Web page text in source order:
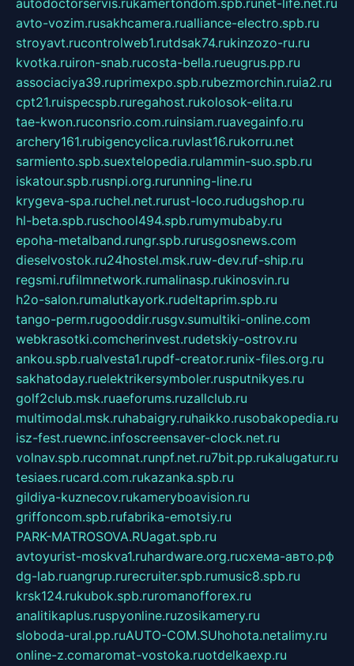
autodoctorservis.rukamertondom.spb.runet-life.net.ru
avto-vozim.rusakhcamera.rualliance-electro.spb.ru
stroyavt.rucontrolweb1.rutdsak74.rukinzozo-ru.ru
kvotka.ruiron-snab.rucosta-bella.rueugrus.pp.ru
associaciya39.ruprimexpo.spb.rubezmorchin.ruia2.ru
cpt21.ruispecspb.ruregahost.rukolosok-elita.ru
tae-kwon.ruconsrio.com.ruinsiam.ruavegainfo.ru
archery161.rubigencyclica.ruvlast16.rukorru.net
sarmiento.spb.suextelopedia.rulammin-suo.spb.ru
iskatour.spb.rusnpi.org.rurunning-line.ru
krygeva-spa.ruchel.net.rurust-loco.rudugshop.ru
hl-beta.spb.ruschool494.spb.rumymubaby.ru
epoha-metalband.rungr.spb.rurusgosnews.com
dieselvostok.ru24hostel.msk.ruw-dev.ruf-ship.ru
regsmi.rufilmnetwork.rumalinasp.rukinosvin.ru
h2o-salon.rumalutkayork.rudeltaprim.spb.ru
tango-perm.rugooddir.rusgv.sumultiki-online.com
webkrasotki.comcherinvest.rudetskiy-ostrov.ru
ankou.spb.rualvesta1.rupdf-creator.runix-files.org.ru
sakhatoday.ruelektrikersymboler.rusputnikyes.ru
golf2club.msk.ruaeforums.ruzallclub.ru
multimodal.msk.ruhabaigry.ruhaikko.rusobakopedia.ru
isz-fest.ruewnc.infoscreensaver-clock.net.ru
volnav.spb.rucomnat.runpf.net.ru7bit.pp.rukalugatur.ru
tesiaes.rucard.com.rukazanka.spb.ru
gildiya-kuznecov.rukameryboavision.ru
griffoncom.spb.rufabrika-emotsiy.ru
PARK-MATROSOVA.RUagat.spb.ru
avtoyurist-moskva1.ruhardware.org.ruсхема-авто.рф
dg-lab.ruangrup.rurecruiter.spb.rumusic8.spb.ru
krsk124.rukubok.spb.ruromanofforex.ru
analitikaplus.ruspyonline.ruzosikamery.ru
sloboda-ural.pp.ruAUTO-COM.SUhohota.netalimy.ru
online-z.comaromat-vostoka.ruotdelkaexp.ru